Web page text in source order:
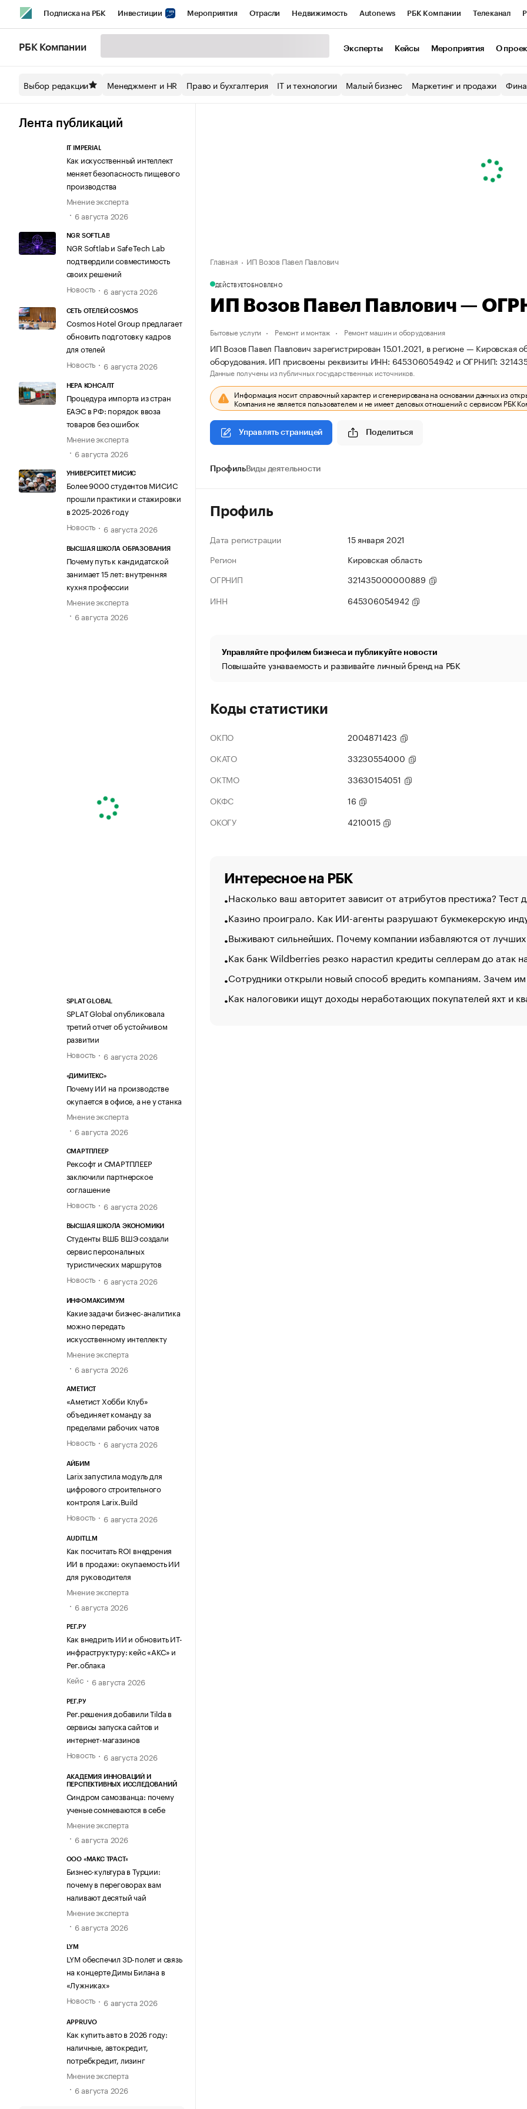
Подписка на РБК Инвестиции Мероприятия Отрасли Недвижимость Autonews РБК Компании Телеканал
Спецпроекты СПб Конференции СПб Спецпроекты Экономика Бизнес
Технологии и медиа
РБК Компании Эксперты Кейсы Мероприятия О
Выбор редакции Менеджмент и HR Право и бухгалтерия IT и технологии Малый бизнес Маркетинг и продажи
Лента публикаций
IT IMPERIAL
Как искусственный интеллект
меняет безопасность пищевого
производства
Мнение эксперта
6 августа 2026
NGR SOFTLAB
NGR Softlab и SafeTech Lab
подтвердили совместимость
своих решений
Новость
6 августа 2026
СЕТЬ ОТЕЛЕЙ COSMOS
Cosmos Hotel Group предлагает
обновить подготовку кадров
для отелей
Новость
6 августа 2026
НЕРА КОНСАЛТ
Процедура импорта из стран
ЕАЭС в РФ: порядок ввоза
товаров без ошибок
Мнение эксперта
6 августа 2026
УНИВЕРСИТЕТ МИСИС
Более 9000 студентов МИСИС
прошли практики и стажировки
в 2025-2026 году
Новость
6 августа 2026
ВЫСШАЯ ШКОЛА ОБРАЗОВАНИЯ
Почему путь к кандидатской
занимает 15 лет: внутренняя
кухня профессии
Мнение эксперта
6 августа 2026
SPLAT GLOBAL
SPLAT Global опубликовала
третий отчет об устойчивом
развитии
Новость
6 августа 2026
«ДИМИТЕКС»
Почему ИИ на производстве
окупается в офисе, а не у станка
Мнение эксперта
6 августа 2026
СМАРТПЛЕЕР
Рексофт и СМАРТПЛЕЕР
заключили партнерское
соглашение
Новость
6 августа 2026
ВЫСШАЯ ШКОЛА ЭКОНОМИКИ
Студенты ВШБ ВШЭ создали
сервис персональных
туристических маршрутов
Новость
6 августа 2026
ИНФОМАКСИМУМ
Какие задачи бизнес-аналитика
можно передать
искусственному интеллекту
Мнение эксперта
6 августа 2026
АМЕТИСТ
«Аметист Хобби Клуб»
объединяет команду за
пределами рабочих чатов
Новость
6 августа 2026
АЙБИМ
Larix запустила модуль для
цифрового строительного
контроля Larix.Build
Новость
6 августа 2026
AUDITLLM
Как посчитать ROI внедрения
ИИ в продажи: окупаемость ИИ
для руководителя
Мнение эксперта
6 августа 2026
РЕГ.РУ
Как внедрить ИИ и обновить ИТ-
инфраструктуру: кейс «АКС» и
Рег.облака
Кейс
6 августа 2026
РЕГ.РУ
Рег.решения добавили Tilda в
сервисы запуска сайтов и
интернет-магазинов
Новость
6 августа 2026
АКАДЕМИЯ ИННОВАЦИЙ И
ПЕРСПЕКТИВНЫХ ИССЛЕДОВАНИЙ
Синдром самозванца: почему
ученые сомневаются в себе
Мнение эксперта
6 августа 2026
ООО «МАКС ТРАСТ»
Бизнес-культура в Турции:
почему в переговорах вам
наливают десятый чай
Мнение эксперта
6 августа 2026
LYM
LYM обеспечил 3D-полет и связь
на концерте Димы Билана в
«Лужниках»
Новость
6 августа 2026
APPRUVO
Как купить авто в 2026 году:
наличные, автокредит,
потребкредит, лизинг
Мнение эксперта
6 августа 2026
Главная ИП Возов Павел Павлович
ДЕЙСТВУЕТОБНОВЛЕНО
ИП Возов Павел Павлович —
Бытовые услуги Ремонт и монтаж Ремонт машин и оборудования
ИП Возов Павел Павлович зарегистрирован 15.01.2021, в регионе — Кировская
оборудования. ИП присвоены реквизиты ИНН: 645306054942 и ОГРНИП:
Данные получены из публичных государственных источников.
Информация носит справочный характер и сгенерирована на основании данных из
Компания не является пользователем и не имеет деловых отношений с сервисом РБК
Управлять страницей Поделиться
ПрофильВиды деятельности
Профиль
Дата регистрации
15 января 2021
Регион
Кировская область
ОГРНИП
321435000000889
ИНН
645306054942
Управляйте профилем бизнеса и публикуйте новости
Повышайте узнаваемость и развивайте личный бренд на РБК
Коды статистики
ОКПО
2004871423
ОКАТО
33230554000
ОКТМО
33630154051
ОКФС
16
ОКОГУ
4210015
Интересное на РБК
Насколько ваш авторитет зависит от атрибутов престижа? Тест
Казино проиграло. Как ИИ-агенты разрушают букмекерскую
Выживают сильнейших. Почему компании избавляются от лучших
Как банк Wildberries резко нарастил кредиты селлерам до атак
Сотрудники открыли новый способ вредить компаниям. Зачем
Как налоговики ищут доходы неработающих покупателей яхт и